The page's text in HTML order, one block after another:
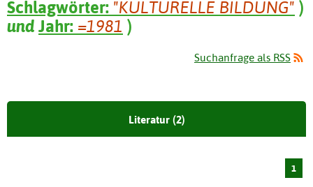
Schlagwörter: "KULTURELLE BILDUNG" )
und Jahr: =1981 )
Suchanfrage als RSS
Literatur (2)
1